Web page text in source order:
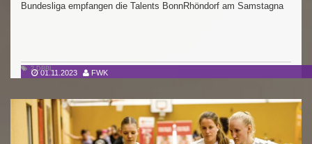
01.11.2023 FWK
Bundesliga empfangen die Talents BonnRhöndorf am Samstagna
2.DBBL